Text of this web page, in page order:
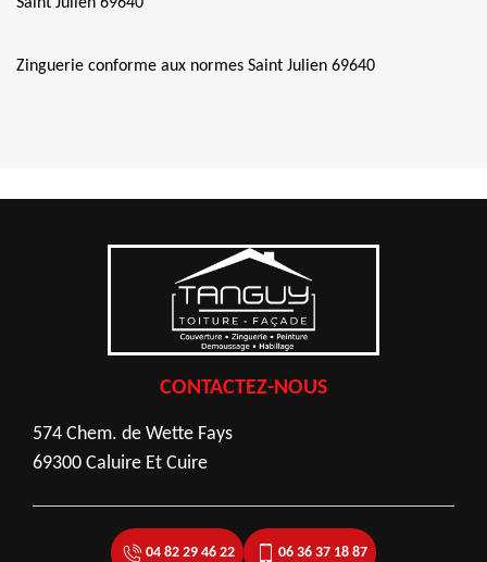
Zinguerie conforme aux normes Saint Julien 69640
CONTACTEZ-NOUS
574 Chem. de Wette Fays
69300 Caluire Et Cuire
04 82 29 46 22 06 36 37 18 87